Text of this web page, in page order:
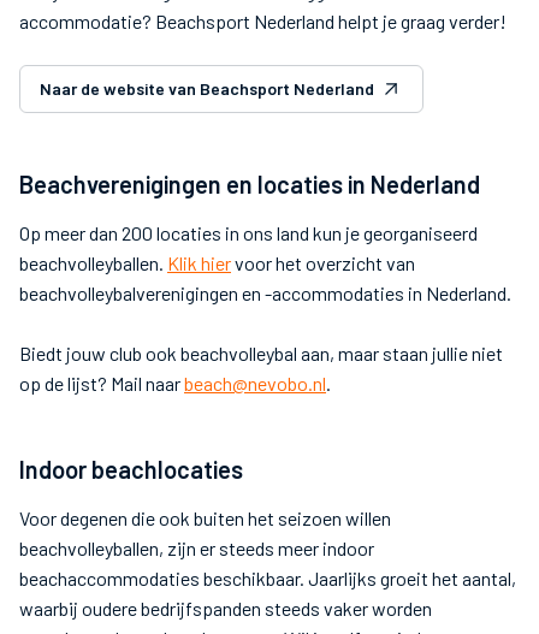
accommodatie? Beachsport Nederland helpt je graag verder!
Naar de website van Beachsport Nederland
Beachverenigingen en locaties in Nederland
Op meer dan 200 locaties in ons land kun je georganiseerd
beachvolleyballen. Klik hiervoor het overzicht van
beachvolleybalverenigingen en -accommodaties in Nederland.
Biedt jouw club ook beachvolleybal aan, maar staan jullie niet
op de lijst? Mail naarbeach@nevobo.nl.
Indoor beachlocaties
Voor degenen die ook buiten het seizoen willen
beachvolleyballen, zijn er steeds meer indoor
beachaccommodaties beschikbaar. Jaarlijks groeit het aantal,
waarbij oudere bedrijfspanden steeds vaker worden